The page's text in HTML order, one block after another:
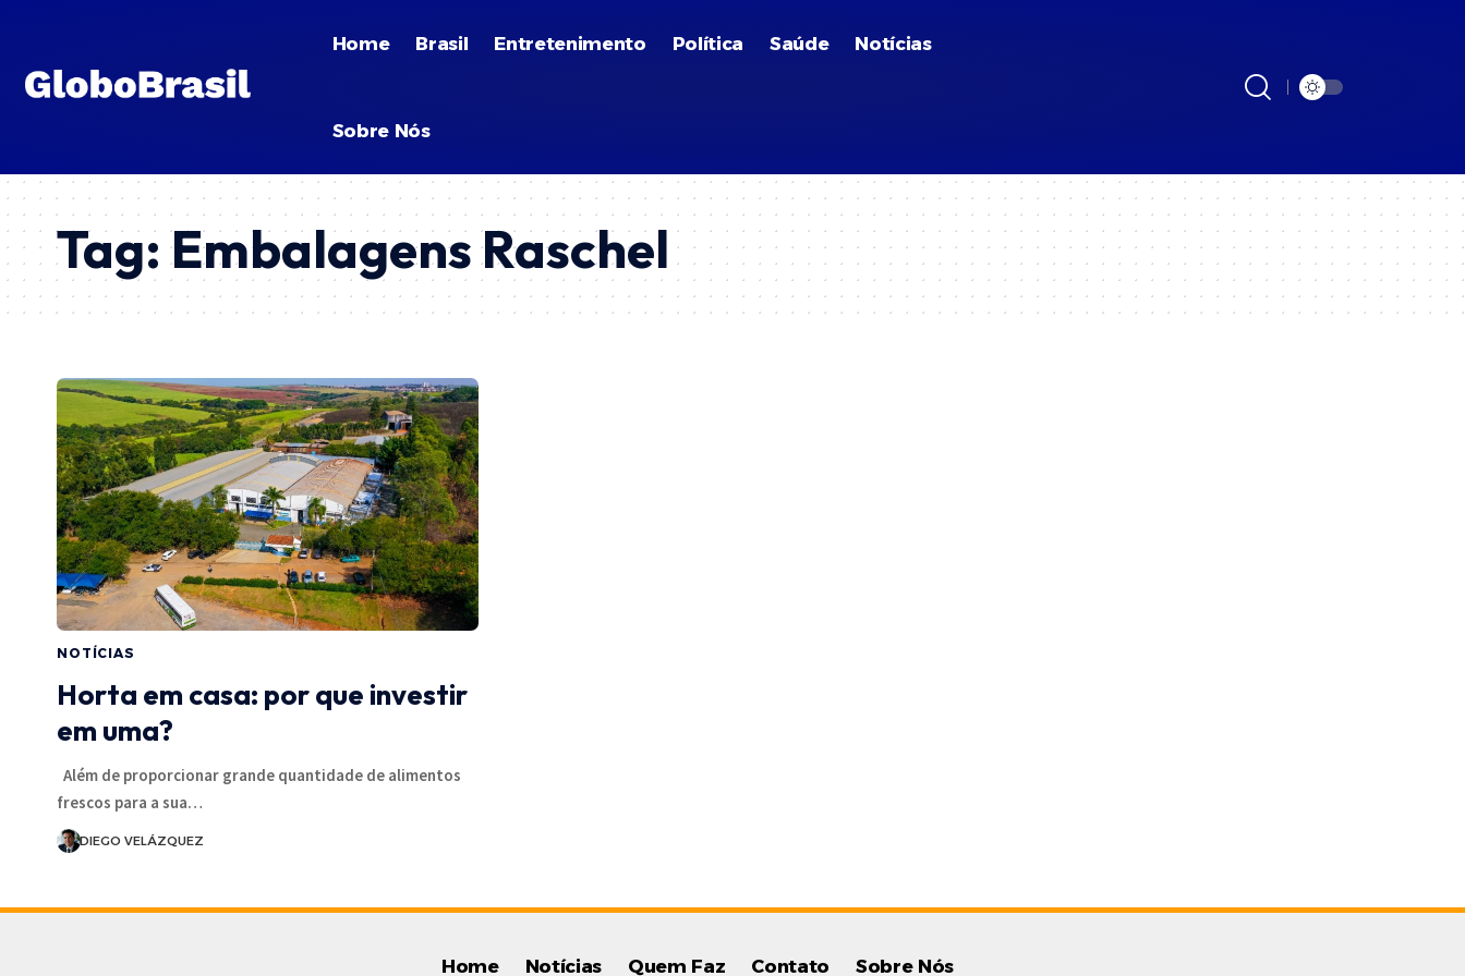
Home Brasil Entretenimento Política Saúde Notícias
Sobre Nós
Tag:Embalagens Raschel
NOTÍCIAS
Horta em casa: por que investir
em uma?
Além de proporcionar grande quantidade de alimentos
frescos para a sua…
DIEGO VELÁZQUEZ
Home Notícias Quem Faz Contato Sobre Nós